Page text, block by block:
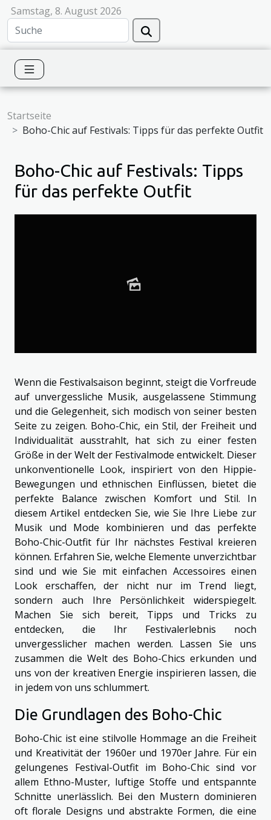
Samstag, 8. August 2026
Startseite
Boho-Chic auf Festivals: Tipps für das perfekte Outfit
Boho-Chic auf Festivals: Tipps
für das perfekte Outfit
Wenn die Festivalsaison beginnt, steigt die Vorfreude
auf unvergessliche Musik, ausgelassene Stimmung
und die Gelegenheit, sich modisch von seiner besten
Seite zu zeigen. Boho-Chic, ein Stil, der Freiheit und
Individualität ausstrahlt, hat sich zu einer festen
Größe in der Welt der Festivalmode entwickelt. Dieser
unkonventionelle Look, inspiriert von den Hippie-
Bewegungen und ethnischen Einflüssen, bietet die
perfekte Balance zwischen Komfort und Stil. In
diesem Artikel entdecken Sie, wie Sie Ihre Liebe zur
Musik und Mode kombinieren und das perfekte
Boho-Chic-Outfit für Ihr nächstes Festival kreieren
können. Erfahren Sie, welche Elemente unverzichtbar
sind und wie Sie mit einfachen Accessoires einen
Look erschaffen, der nicht nur im Trend liegt,
sondern auch Ihre Persönlichkeit widerspiegelt.
Machen Sie sich bereit, Tipps und Tricks zu
entdecken, die Ihr Festivalerlebnis noch
unvergesslicher machen werden. Lassen Sie uns
zusammen die Welt des Boho-Chics erkunden und
uns von der kreativen Energie inspirieren lassen, die
in jedem von uns schlummert.
Die Grundlagen des Boho-Chic
Boho-Chic ist eine stilvolle Hommage an die Freiheit
und Kreativität der 1960er und 1970er Jahre. Für ein
gelungenes Festival-Outfit im Boho-Chic sind vor
allem Ethno-Muster, luftige Stoffe und entspannte
Schnitte unerlässlich. Bei den Mustern dominieren
oft florale Designs und abstrakte Formen, die eine